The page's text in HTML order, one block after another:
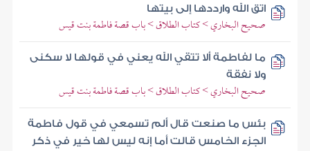
اتق الله وارددها إلى بيتها
صحيح البخاري > كتاب الطلاق > باب قصة فاطمة بنت قيس
ما لفاطمة ألا تتقي الله يعني في قولها لا سكنى
ولا نفقة
صحيح البخاري > كتاب الطلاق > باب قصة فاطمة بنت قيس
بئس ما صنعت قال ألم تسمعي في قول فاطمة
الجزء الخامس قالت أما إنه ليس لها خير في ذكر